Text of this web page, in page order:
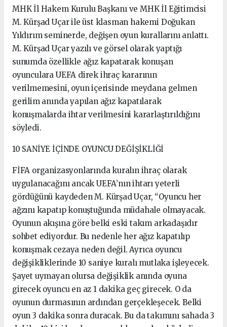
MHK İl Hakem Kurulu Başkanı ve MHK İl Eğitimcisi
M. Kürşad Uçar ile üst klasman hakemi Doğukan
Yıldırım seminerde, değişen oyun kurallarını anlattı.
M. Kürşad Uçar yazılı ve görsel olarak yaptığı
sunumda özellikle ağız kapatarak konuşan
oyunculara UEFA direk ihraç kararının
verilmemesini, oyun içerisinde meydana gelmen
gerilim anında yapılan ağız kapatılarak
konuşmalarda ihtar verilmesini kararlaştırıldığını
söyledi.
10 SANİYE İÇİNDE OYUNCU DEĞİŞİKLİĞİ
FİFA organizasyonlarında kuralın ihraç olarak
uygulanacağını ancak UEFA’nın ihtarı yeterli
gördüğünü kaydeden M. Kürşad Uçar, “Oyuncu her
ağzını kapatıp konuştuğunda müdahale olmayacak.
Oyunun akışına göre belki eski takım arkadaşıdır
sohbet ediyordur. Bu nedenle her ağız kapatılıp
konuşmak cezaya neden değil. Ayrıca oyuncu
değişikliklerinde 10 saniye kuralı mutlaka işleyecek.
Şayet uymayan olursa değişiklik anında oyuna
girecek oyuncu en az 1 dakika geç girecek. O da
oyunun durmasının ardından gerçekleşecek. Belki
oyun 3 dakika sonra duracak. Bu da takımını sahada 3